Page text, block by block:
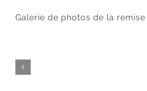
Galerie de photos de la